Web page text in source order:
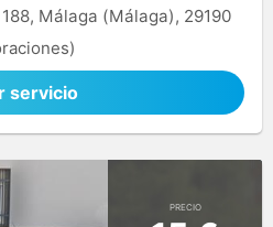
Málaga (Málaga), 29190
servicio
PRECIO